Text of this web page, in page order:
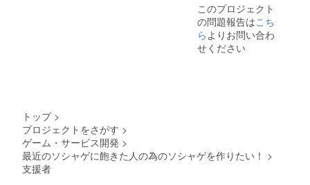
このプロジェクト
の問題報告はこち
ら よりお問い合わ
せください
トップ >
プロジェクトをさがす >
ゲーム・サービス開発 >
最近のソシャゲに飽きた人の為のソシャゲを作りたい！ >
支援者